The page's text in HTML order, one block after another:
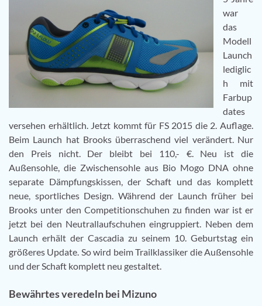
war
das
Modell
Launch
lediglic
h mit
Farbup
dates
versehen erhältlich. Jetzt kommt für FS 2015 die 2. Auflage.
Beim Launch hat Brooks überraschend viel verändert. Nur
den Preis nicht. Der bleibt bei 110,- €. Neu ist die
Außensohle, die Zwischensohle aus Bio Mogo DNA ohne
separate Dämpfungskissen, der Schaft und das komplett
neue, sportliches Design. Während der Launch früher bei
Brooks unter den Competitionschuhen zu finden war ist er
jetzt bei den Neutrallaufschuhen eingruppiert. Neben dem
Launch erhält der Cascadia zu seinem 10. Geburtstag ein
größeres Update. So wird beim Trailklassiker die Außensohle
und der Schaft komplett neu gestaltet.
Bewährtes veredeln bei Mizuno